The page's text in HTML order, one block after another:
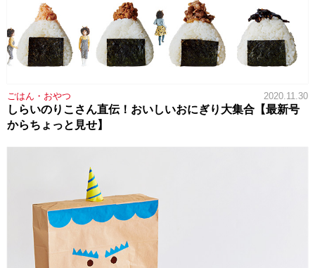
ごはん・おやつ 2020.11.30
しらいのりこさん直伝！おいしいおにぎり大集合【最新号
からちょっと見せ】